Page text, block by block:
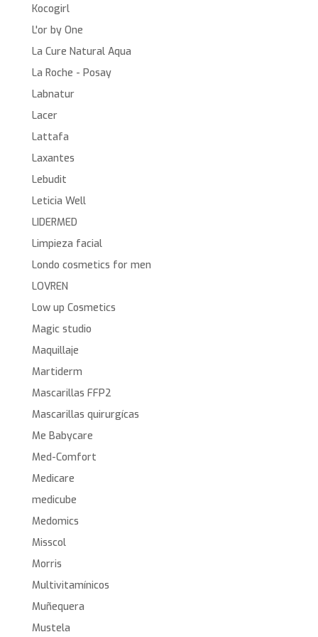
Kocogirl
L'or by One
La Cure Natural Aqua
La Roche - Posay
Labnatur
Lacer
Lattafa
Laxantes
Lebudit
Leticia Well
LIDERMED
Limpieza facial
Londo cosmetics for men
LOVREN
Low up Cosmetics
Magic studio
Maquillaje
Martiderm
Mascarillas FFP2
Mascarillas quirurgícas
Me Babycare
Med-Comfort
Medicare
medicube
Medomics
Misscol
Morris
Multivitamínicos
Muñequera
Mustela